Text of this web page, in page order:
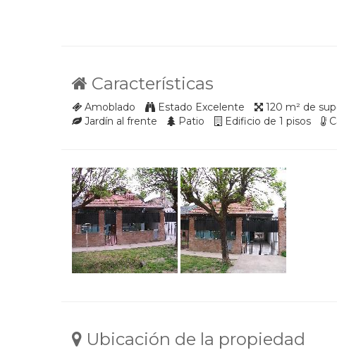
Características
Amoblado Estado Excelente 120 m² de
Jardín al frente
Patio Edificio de 1 pisos
Ubicación de la propiedad